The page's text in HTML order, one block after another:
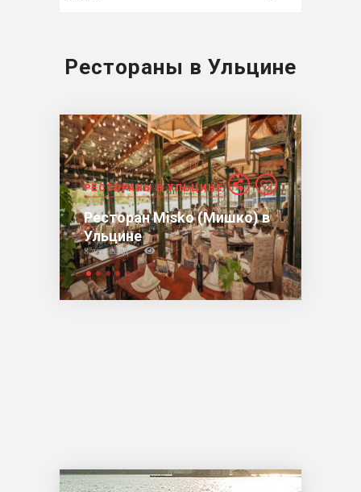
Рестораны в Ульцине
РЕСТОРАНЫ В УЛЬЦИНЕ
Ресторан Misko (Мишко) в
Ульцине
8 лет назад